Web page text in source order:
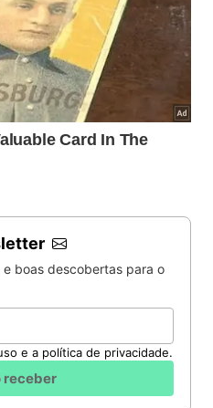
e boas descobertas para o
e a política de privacidade.
receber